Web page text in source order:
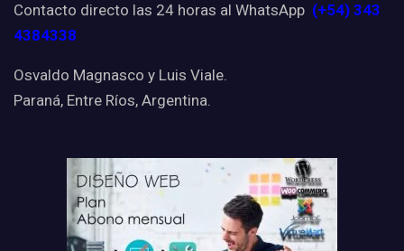
Contacto directo las 24 horas al WhatsApp (+54) 343
4384338
Osvaldo Magnasco y Luis Viale.
Paraná, Entre Ríos, Argentina.